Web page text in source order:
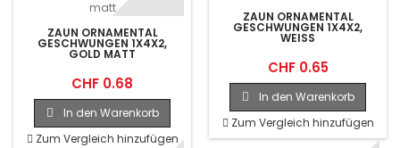
ZAUN ORNAMENTAL
GESCHWUNGEN 1X4X2,
GOLD MATT
CHF 0.68
In den Warenkorb
Zum Vergleich hinzufügen
ZAUN ORNAMENTAL
GESCHWUNGEN 1X4X2,
WEISS
CHF 0.65
In den Warenkorb
Zum Vergleich hinzufügen